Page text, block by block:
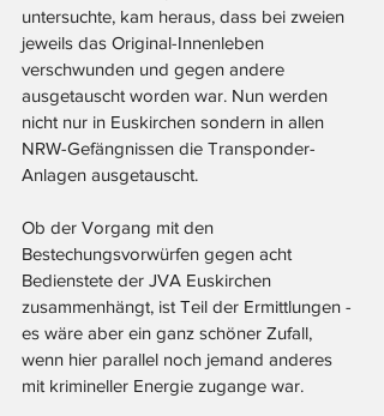
untersuchte, kam heraus, dass bei zweien
jeweils das Original-Innenleben
verschwunden und gegen andere
ausgetauscht worden war. Nun werden
nicht nur in Euskirchen sondern in allen
NRW-Gefängnissen die Transponder-
Anlagen ausgetauscht.
Ob der Vorgang mit den
Bestechungsvorwürfen gegen acht
Bedienstete der JVA Euskirchen
zusammenhängt, ist Teil der Ermittlungen -
es wäre aber ein ganz schöner Zufall,
wenn hier parallel noch jemand anderes
mit krimineller Energie zugange war.